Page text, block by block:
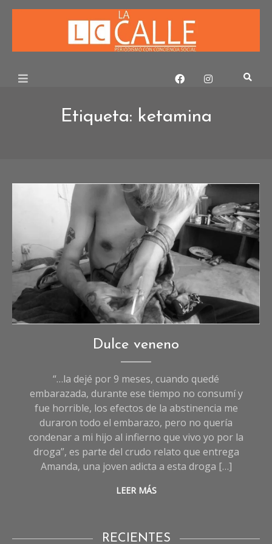
Skip
Etiqueta: ketamina
Crónicas,
Crónicas
Sociedad
Sociedad
Dulce veneno
“…la dejé por 9 meses, cuando quedé
embarazada, durante ese tiempo no consumí y
fue horrible, los efectos de la abstinencia me
duraron todo el embarazo, pero no quería
condenar a mi hijo al infierno que vivo yo por la
droga”, es parte del crudo relato que entrega
Amanda, una joven adicta a esta droga […]
LEER MÁS
RECIENTES